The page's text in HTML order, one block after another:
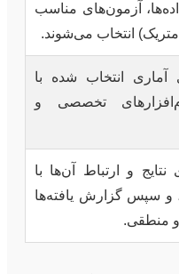
آزمون‌های مناسب
انتخاب می‌شوند.
آماری انتخاب شده با
تخصصی و
و ارتباط آن‌ها با
سپس گزارش یافته‌ها
منطقی.